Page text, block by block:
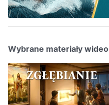
Wybrane materiały wideo